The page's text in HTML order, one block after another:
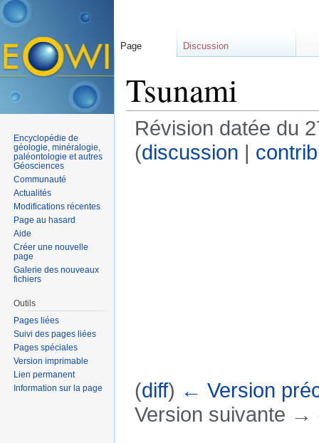
Tsunami
Révision datée du
(discussion |
(diff) ← Version
Version suivante →
Page Discussion
Encyclopédie de
géologie, minéralogie,
paléontologie et autres
Géosciences
Communauté
Actualités
Modifications récentes
Page au hasard
Aide
Créer une nouvelle
page
Galerie des nouveaux
fichiers
Outils
Pages liées
Suivi des pages liées
Pages spéciales
Version imprimable
Lien permanent
Information sur la page